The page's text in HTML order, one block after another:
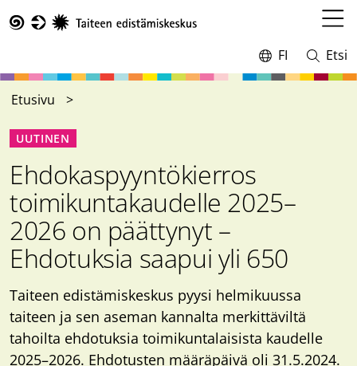
pääsisältöön
valikko
Vaihda
kieltä,
FI
Avaa
ja
Etsi
Etusivu
UUTINEN
Ehdokaspyyntökierros
toimikuntakaudelle 2025–
2026 on päättynyt –
Ehdotuksia saapui yli 650
Taiteen edistämiskeskus pyysi helmikuussa
taiteen ja sen aseman kannalta merkittäviltä
tahoilta ehdotuksia toimikuntalaisista kaudelle
2025–2026. Ehdotusten määräpäivä oli 31.5.2024.